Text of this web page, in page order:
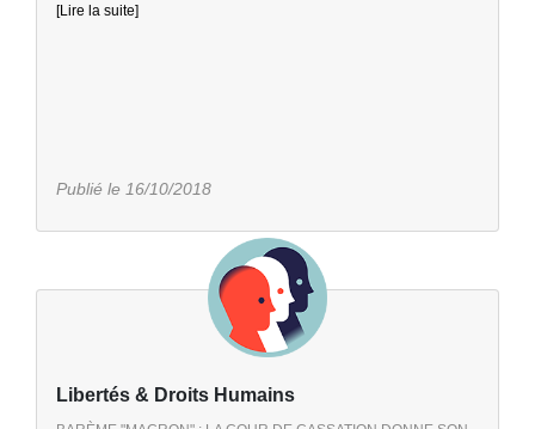
[Lire la suite]
Publié le 16/10/2018
Libertés & Droits Humains